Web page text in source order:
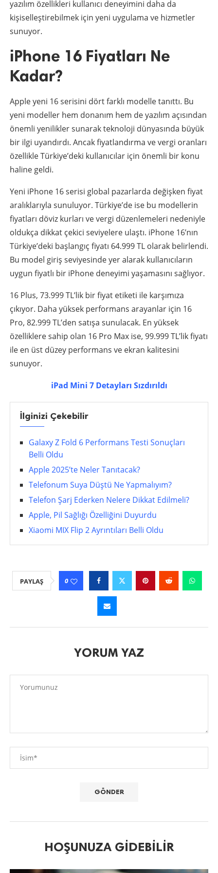
yazılım özellikleri kullanıcı deneyimini daha da
kişiselleştirebilmek için yeni uygulama ve hizmetler
sunuyor.
iPhone 16 Fiyatları Ne
Kadar?
Apple yeni 16 serisini dört farklı modelle tanıttı. Bu
yeni modeller hem donanım hem de yazılım açısından
önemli yenilikler sunarak teknoloji dünyasında büyük
bir ilgi uyandırdı. Ancak fiyatlandırma ve vergi oranları
özellikle Türkiye’deki kullanıcılar için önemli bir konu
haline geldi.
Yeni iPhone 16 serisi global pazarlarda değişken fiyat
aralıklarıyla sunuluyor. Türkiye’de ise bu modellerin
fiyatları döviz kurları ve vergi düzenlemeleri nedeniyle
oldukça dikkat çekici seviyelere ulaştı. iPhone 16’nın
Türkiye’deki başlangıç fiyatı 64.999 TL olarak belirlendi.
Bu model giriş seviyesinde yer alarak kullanıcıların
uygun fiyatlı bir iPhone deneyimi yaşamasını sağlıyor.
16 Plus, 73.999 TL’lik bir fiyat etiketi ile karşımıza
çıkıyor. Daha yüksek performans arayanlar için 16
Pro, 82.999 TL’den satışa sunulacak. En yüksek
özelliklere sahip olan 16 Pro Max ise, 99.999 TL’lik fiyatı
ile en üst düzey performans ve ekran kalitesini
sunuyor.
iPad Mini 7 Detayları Sızdırıldı
İlginizi Çekebilir
Galaxy Z Fold 6 Performans Testi Sonuçları
Belli Oldu
Apple 2025’te Neler Tanıtacak?
Telefonum Suya Düştü Ne Yapmalıyım?
Telefon Şarj Ederken Nelere Dikkat Edilmeli?
Apple, Pil Sağlığı Özelliğini Duyurdu
Xiaomi MIX Flip 2 Ayrıntıları Belli Oldu
PAYLAŞ 0
YORUM YAZ
HOŞUNUZA GIDEBILIR